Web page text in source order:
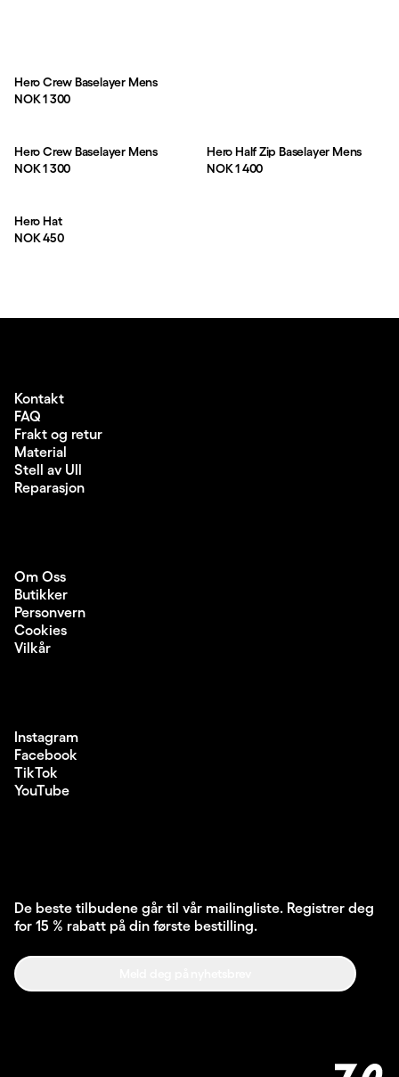
Hero Crew Baselayer Mens
Pris:
NOK 1 300
Hero Crew Baselayer Mens
Pris:
NOK 1 300
Hero Half Zip Baselayer Mens
Pris:
NOK 1 400
Hero Hat
Pris:
NOK 450
Kontakt
FAQ
Frakt og retur
Material
Stell av Ull
Reparasjon
Om Oss
Butikker
Personvern
Cookies
Vilkår
Instagram
Facebook
TikTok
YouTube
De beste tilbudene går til vår mailingliste. Registrer deg
for 15 % rabatt på din første bestilling.